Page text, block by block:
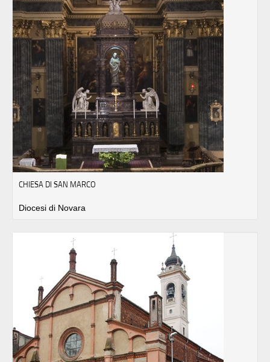
CHIESA DI SAN MARCO
Diocesi di Novara